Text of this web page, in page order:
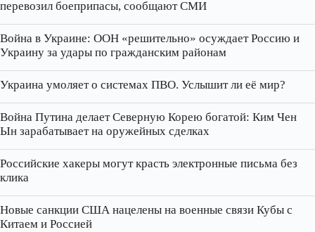
перевозил боеприпасы, сообщают СМИ
Война в Украине: ООН «решительно» осуждает Россию и
Украину за удары по гражданским районам
Украина умоляет о системах ПВО. Услышит ли её мир?
Война Путина делает Северную Корею богатой: Ким Чен
Ын зарабатывает на оружейных сделках
Российские хакеры могут красть электронные письма без
клика
Новые санкции США нацелены на военные связи Кубы с
Китаем и Россией